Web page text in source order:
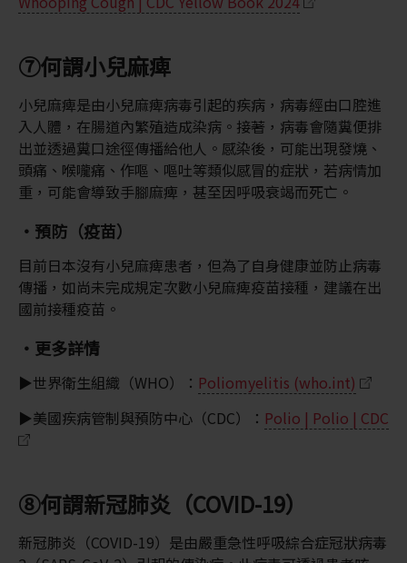
⑦何謂小兒麻痺
小兒麻痺是由小兒麻痺病毒引起的疾病，病毒經由口腔進
入人體，在腸道內繁殖造成染病。接著，病毒會隨糞便排
出並透過糞口途徑傳播給他人。感染後，可能出現發燒、
頭痛、喉嚨痛、作嘔、嘔吐等類似感冒的症狀，若病情加
重，可能會導致手腳麻痺，甚至因呼吸衰竭而死亡。
・預防（疫苗）
目前日本沒有小兒麻痺患者，但為了自身健康並防止病毒
傳播，如尚未完成規定次數小兒麻痺疫苗接種，建議在出
國前接種疫苗。
・更多詳情
▶世界衛生組織（WHO）： Poliomyelitis (who.int)
▶美國疾病管制與預防中心（CDC）： Polio | Polio | CDC
⑧何謂新冠肺炎（COVID-19）
新冠肺炎（COVID-19）是由嚴重急性呼吸綜合症冠狀病毒